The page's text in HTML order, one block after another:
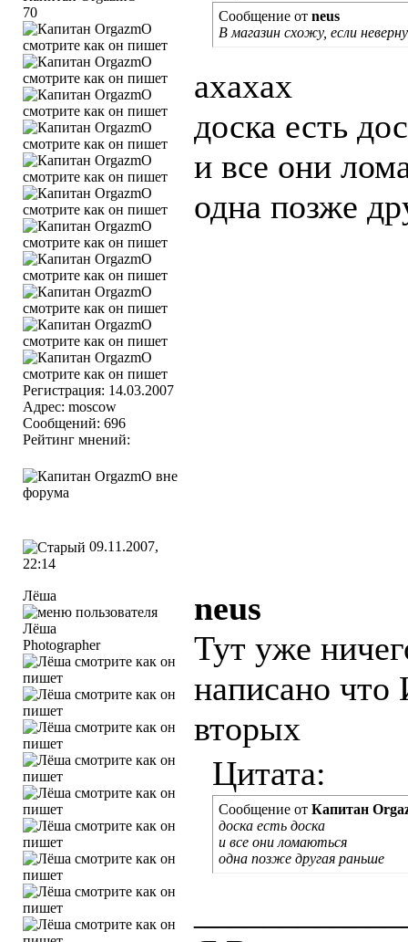
70
Регистрация: 14.03.2007
Адрес: moscow
Сообщений: 696
Рейтинг мнений:
Сообщение от neus
В магазин схожу, если
ахахах
доска есть
и все они
одна позже
09.11.2007,
22:14
Лёша
Photographer
neus
Тут уже
написано
вторых
Цитата:
Сообщение от Капитан
доска есть доска
и все они ломаються
одна позже другая раньше